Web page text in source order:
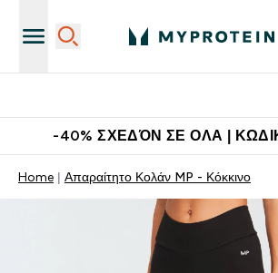
-40% ΣΧΕΔΌΝ ΣΕ ΟΛΑ |
Home Απαραίτητο Κολάν MP - Κόκκινο